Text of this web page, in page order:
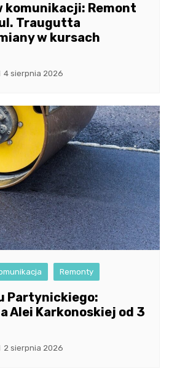
komunikacji: Remont
Traugutta
w kursach
4 sierpnia 2026
Remonty
Partynickiego:
Alei Karkonoskiej od 3
2 sierpnia 2026